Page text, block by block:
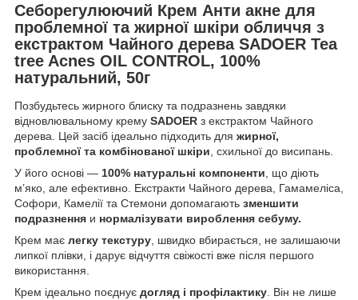
Себорегулюючий Крем Анти акне для
проблемної та жирної шкіри обличчя з
екстрактом Чайного дерева SADOER Tea
tree Acnes OIL CONTROL, 100%
натуральний, 50г
Позбудьтесь жирного блиску та подразнень завдяки
відновлювальному крему SADOER з екстрактом Чайного
дерева. Цей засіб ідеально підходить для жирної,
проблемної та комбінованої шкіри, схильної до висипань.
У його основі — 100% натуральні компоненти, що діють
м’яко, але ефективно. Екстракти Чайного дерева, Гамамеліса,
Софори, Камелії та Стемони допомагають зменшити
подразнення и нормалізувати вироблення себуму.
Крем має легку текстуру, швидко вбирається, не залишаючи
липкої плівки, і дарує відчуття свіжості вже після першого
використання.
Крем ідеально поєднує догляд і профілактику. Він не лише